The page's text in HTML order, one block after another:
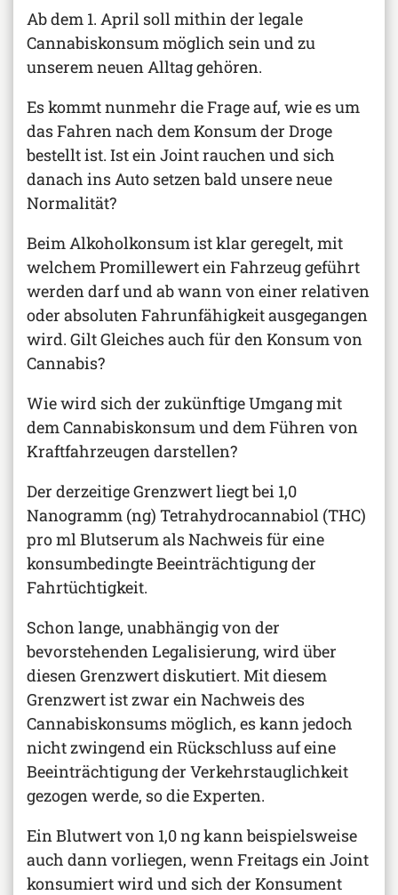
Ab dem 1. April soll mithin der legale
Cannabiskonsum möglich sein und zu
unserem neuen Alltag gehören.
Es kommt nunmehr die Frage auf, wie es um
das Fahren nach dem Konsum der Droge
bestellt ist. Ist ein Joint rauchen und sich
danach ins Auto setzen bald unsere neue
Normalität?
Beim Alkoholkonsum ist klar geregelt, mit
welchem Promillewert ein Fahrzeug geführt
werden darf und ab wann von einer relativen
oder absoluten Fahrunfähigkeit ausgegangen
wird. Gilt Gleiches auch für den Konsum von
Cannabis?
Wie wird sich der zukünftige Umgang mit
dem Cannabiskonsum und dem Führen von
Kraftfahrzeugen darstellen?
Der derzeitige Grenzwert liegt bei 1,0
Nanogramm (ng) Tetrahydrocannabiol (THC)
pro ml Blutserum als Nachweis für eine
konsumbedingte Beeinträchtigung der
Fahrtüchtigkeit.
Schon lange, unabhängig von der
bevorstehenden Legalisierung, wird über
diesen Grenzwert diskutiert. Mit diesem
Grenzwert ist zwar ein Nachweis des
Cannabiskonsums möglich, es kann jedoch
nicht zwingend ein Rückschluss auf eine
Beeinträchtigung der Verkehrstauglichkeit
gezogen werde, so die Experten.
Ein Blutwert von 1,0 ng kann beispielsweise
auch dann vorliegen, wenn Freitags ein Joint
konsumiert wird und sich der Konsument